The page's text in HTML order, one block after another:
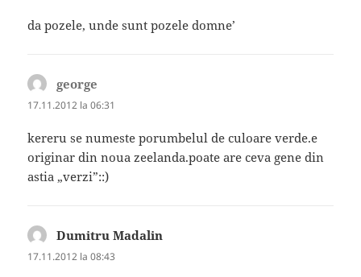
da pozele, unde sunt pozele domne’
george
17.11.2012 la 06:31
kereru se numeste porumbelul de culoare verde.e
originar din noua zeelanda.poate are ceva gene din
astia „verzi”::)
Dumitru Madalin
17.11.2012 la 08:43